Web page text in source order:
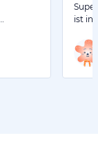
ist in